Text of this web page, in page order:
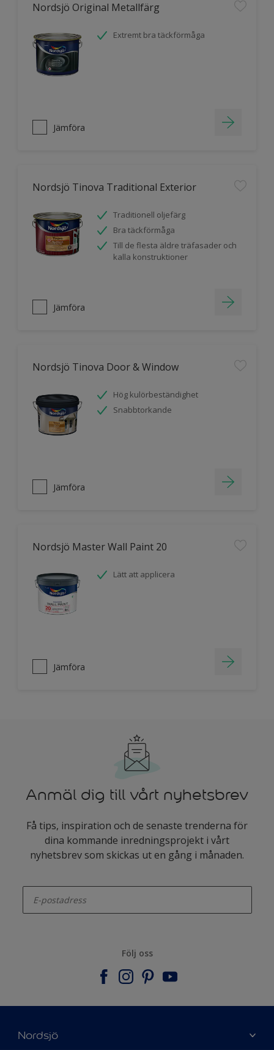
Nordsjö Original Metallfärg
Extremt bra täckförmåga
Jämföra
Nordsjö Tinova Traditional Exterior
Traditionell oljefärg
Bra täckförmåga
Till de flesta äldre träfasader och
kalla konstruktioner
Jämföra
Nordsjö Tinova Door & Window
Hög kulörbeständighet
Snabbtorkande
Jämföra
Nordsjö Master Wall Paint 20
Lätt att applicera
Jämföra
Anmäl dig till vårt nyhetsbrev
Få tips, inspiration och de senaste trenderna för
dina kommande inredningsprojekt i vårt
nyhetsbrev som skickas ut en gång i månaden.
Följ oss
Nordsjö